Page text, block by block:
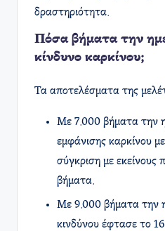
δραστηριότητα.
Πόσα βήματα την
κίνδυνο καρκίνου;
Τα αποτελέσματα της
Με 7.000 βήματα την
εμφάνισης καρκίνου
σύγκριση με
βήματα.
Με 9.000 βήματα την
κινδύνου έφτασε το